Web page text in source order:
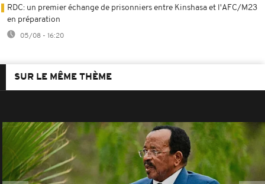
RDC: un premier échange de prisonniers entre Kinshasa et l'AFC/M23
en préparation
05/08 - 16:20
SUR LE MÊME THÈME